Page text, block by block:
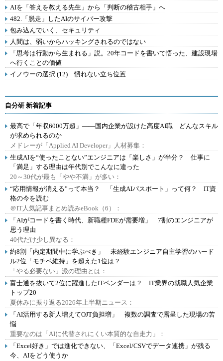
AIを「答えを教える先生」から「判断の稽古相手」へ
482.「脱走」したAIのサイバー攻撃
包み込んでいく、セキュリティ
人間は、弱いからハッキングされるのではない
「思考は行動から生まれる」説。20年コードを書いて悟った、建設現場
へ行くことの価値
イノウーの選択 (12) 慣れない立ち位置
自分研 新着記事
最高で「年収6000万超」――国内企業が設けた高度AI職 どんなスキル
が求められるのか
メドレーが「Applied AI Developer」人材募集：
生成AIを“使ったことない”エンジニアは「楽しさ」が半分？ 仕事に
「満足」する理由は年代別でこんなに違った
20～30代が最も「やや不満」が多い：
“応用情報が消える”って本当？ 「生成AIパスポート」って何？ IT資
格の今を読む
＠IT人気記事まとめ読みeBook（6）：
「AIがコードを書く時代、新職種FDEが需要増」 7割のエンジニアが
思う理由
40代だけ少し異なる：
約8割「内定期間中に学ぶべき」 未経験エンジニア自主学習のハード
ル2位「モチベ維持」を超えた1位は？
「やる必要ない」派の理由とは：
富士通を抜いて2位に躍進したITベンダーは？ IT業界の就職人気企業
トップ20
夏休みに振り返る2026年上半期ニュース：
「AI活用する新人増えてOJT負担増」 複数の調査で露呈した現場の苦
悩
重要なのは「AIに代替されにくい本質的な自走力」：
「Excel好き」では進化できない、「Excel/CSVでデータ連携」が残る
今、AIをどう使うか